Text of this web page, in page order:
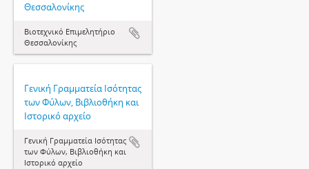
Θεσσαλονίκης
Βιοτεχνικό Επιμελητήριο
Θεσσαλονίκης
Γενική Γραμματεία Ισότητας
των Φύλων, Βιβλιοθήκη και
Ιστορικό αρχείο
Γενική Γραμματεία Ισότητας
των Φύλων, Βιβλιοθήκη και
Ιστορικό αρχείο